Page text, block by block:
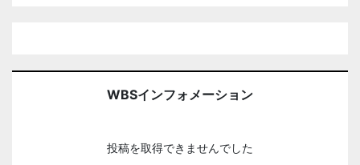
WBSインフォメーション
投稿を取得できませんでした